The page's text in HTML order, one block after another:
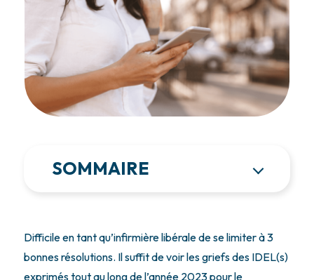
SOMMAIRE
Difficile en tant qu’infirmière libérale de se limiter à 3
bonnes résolutions. Il suffit de voir les griefs des IDEL(s)
exprimés tout au long de l’année 2023 pour le